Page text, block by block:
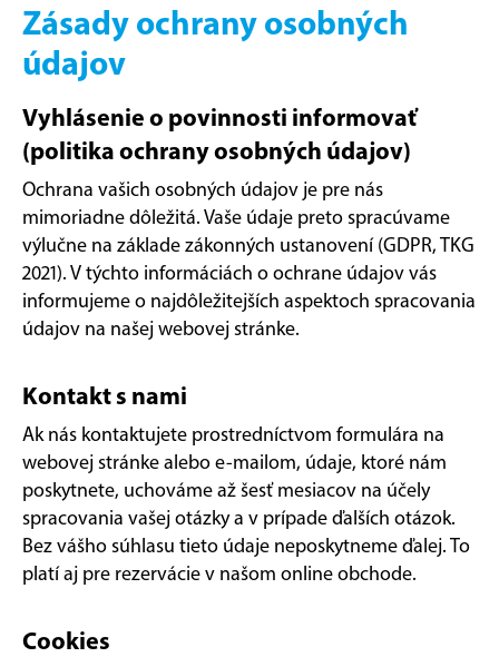
Zásady ochrany osobných
údajov
Vyhlásenie o povinnosti informovať
(politika ochrany osobných údajov)
Ochrana vašich osobných údajov je pre nás
mimoriadne dôležitá. Vaše údaje preto spracúvame
výlučne na základe zákonných ustanovení (GDPR, TKG
2021). V týchto informáciách o ochrane údajov vás
informujeme o najdôležitejších aspektoch spracovania
údajov na našej webovej stránke.
Kontakt s nami
Ak nás kontaktujete prostredníctvom formulára na
webovej stránke alebo e-mailom, údaje, ktoré nám
poskytnete, uchováme až šesť mesiacov na účely
spracovania vašej otázky a v prípade ďalších otázok.
Bez vášho súhlasu tieto údaje neposkytneme ďalej. To
platí aj pre rezervácie v našom online obchode.
Cookies